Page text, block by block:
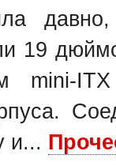
19
mini-
и...